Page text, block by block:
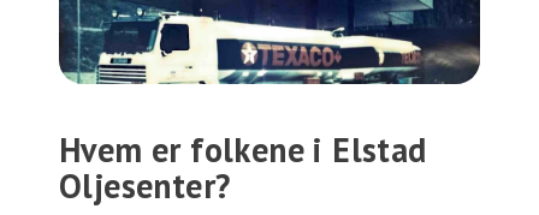
Hvem er folkene i Elstad
Oljesenter?